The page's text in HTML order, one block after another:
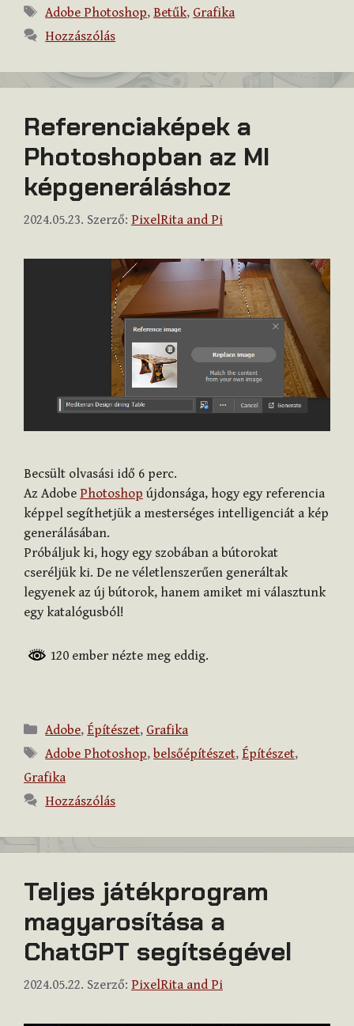
Címkék
Adobe Photoshop,Betűk, Grafika
Hozzászólás
Referenciaképek a
Photoshopban az MI
képgeneráláshoz
2024.05.23. Szerző: PixelRita and Pi
Becsült olvasási idő 6 perc.
Az Adobe Photoshop újdonsága, hogy egy referencia
képpel segíthetjük a mesterséges intelligenciát a kép
generálásában.
Próbáljuk ki, hogy egy szobában a bútorokat
cseréljük ki. De ne véletlenszerűen generáltak
legyenek az új bútorok, hanem amiket mi választunk
egy katalógusból!
120 ember nézte meg eddig.
Kategória
Adobe, Építészet, Grafika
Címkék
Adobe Photoshop,belsőépítészet, Építészet,
Grafika
Hozzászólás
Teljes játékprogram
magyarosítása a
ChatGPT segítségével
2024.05.22. Szerző: PixelRita and Pi